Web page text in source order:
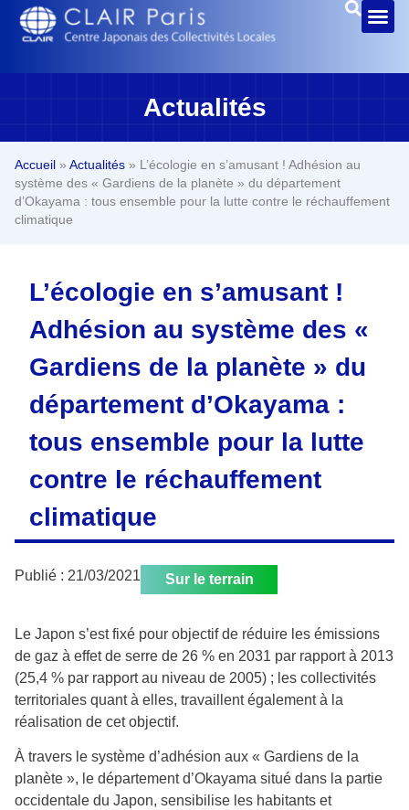
Actualités
Accueil » Actualités » L’écologie en s’amusant ! Adhésion au
système des « Gardiens de la planète » du département
d’Okayama : tous ensemble pour la lutte contre le réchauffement
climatique
L’écologie en s’amusant !
Adhésion au système des «
Gardiens de la planète » du
département d’Okayama :
tous ensemble pour la lutte
contre le réchauffement
climatique
Publié : 21/03/2021 Sur le terrain
Le Japon s’est fixé pour objectif de réduire les émissions
de gaz à effet de serre de 26 % en 2031 par rapport à 2013
(25,4 % par rapport au niveau de 2005) ; les collectivités
territoriales quant à elles, travaillent également à la
réalisation de cet objectif.
À travers le système d’adhésion aux « Gardiens de la
planète », le département d’Okayama situé dans la partie
occidentale du Japon, sensibilise les habitants et